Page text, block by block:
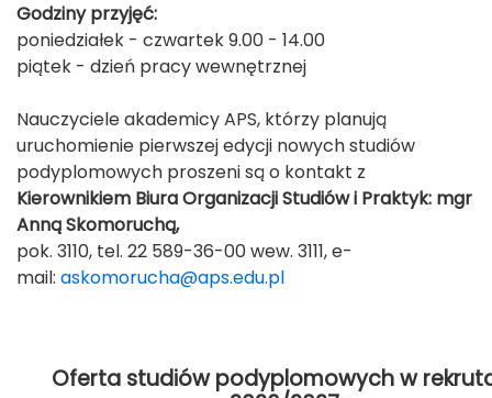
Godziny przyjęć:
poniedziałek - czwartek 9.00 - 14.00
piątek - dzień pracy wewnętrznej
Nauczyciele akademicy APS, którzy planują
uruchomienie pierwszej edycji nowych studiów
podyplomowych proszeni są o kontakt z
Kierownikiem Biura Organizacji Studiów i Praktyk: mgr
Anną Skomoruchą,
pok. 3110, tel. 22 589-36-00 wew. 3111, e-
mail: askomorucha@aps.edu.pl
Oferta studiów podyplomowych w